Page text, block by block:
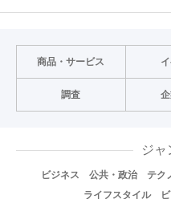
商品・サービス
調査
ジャ
ビジネス 公共・政治 テク
ライフスタイル